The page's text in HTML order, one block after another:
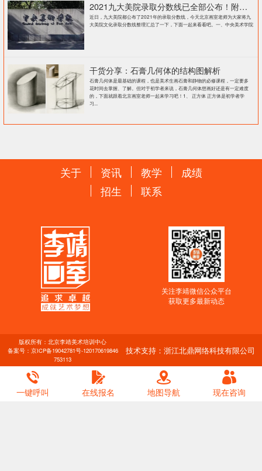
2021九大美院录取分数线已全部公布！附各大院校录取分数线汇总！
近日，九大美院都公布了2021年的录取分数线，今天北京画室老师为大家将九
大美院文化录取分数线整理汇总了一下，下面一起来看看吧。一、中央美术学院
干货分享：石膏几何体的结构图解析
石膏几何体是最基础的课程，也是美术生画石膏和静物的必修课程，一定要多
花时间去掌握、了解。但对于初学者来说，石膏几何体想画好还是有一定难度
的，下面就跟着北京画室老师一起来学习吧！1、 正方体 正方体是初学者学
习...
一键呼叫 在线报名 地图导航 现在咨询
关于 资讯 教学
成绩
招生
联系
关注李靖微信公众平台
获取更多最新动态
版权所有：北京李靖美术培训中心
备案号： 京ICP备19042781号-120170619846
753113
技术支持：浙江北鼎网络科技有限公司